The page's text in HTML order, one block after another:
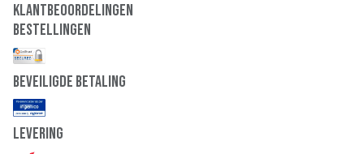
Klantbeoordelingen
Bestellingen
Beveiligde Betaling
Levering